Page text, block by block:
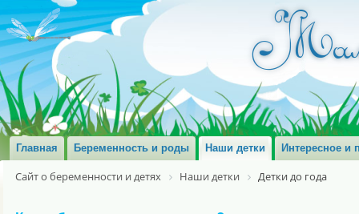
Главная Беременность и роды Наши детки Интересное и
Сайт о беременности и детях Наши детки Детки до года